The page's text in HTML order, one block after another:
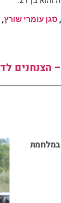
,סגן עומרי שורץ,
במלחמת